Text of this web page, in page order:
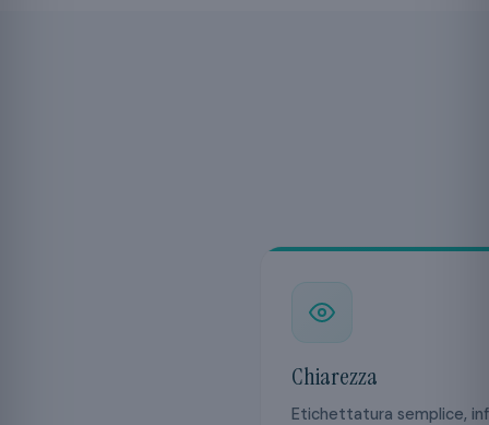
Chiarezza
Etichettatura semplice,